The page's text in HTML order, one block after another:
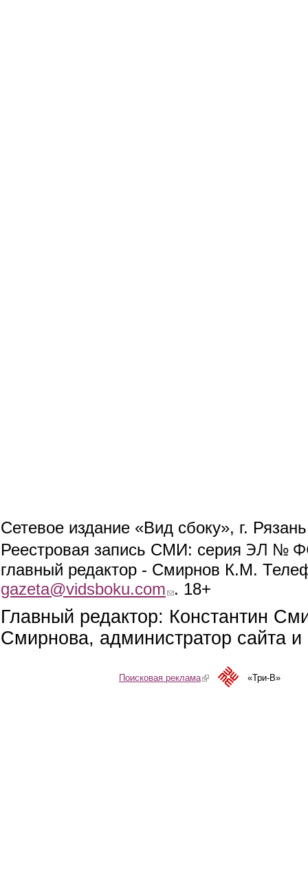
Сетевое издание «Вид сбоку», г.
Реестровая запись СМИ: серия ЭЛ №
главный редактор - Смирнов К.М.
gazeta@vidsboku.com (link sends e-mail)
. 18+
Главный редактор: Константин
Смирнова, администратор сайта
Поисковая реклама(link is external)«Три-В»